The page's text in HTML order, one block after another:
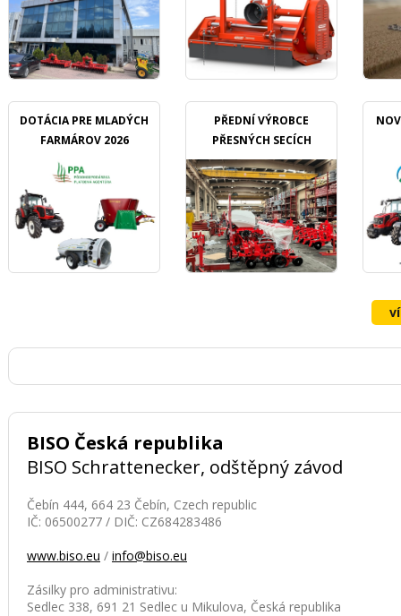
DOTÁCIA PRE MLADÝCH
FARMÁROV 2026
PŘEDNÍ VÝROBCE
PŘESNÝCH SECÍCH
STROJŮ OZDOKEN
BISO Česká republika
BISO Schrattenecker, odštěpný závod
Čebín 444, 664 23 Čebín, Czech republic
IČ: 06500277 / DIČ: CZ684283486
www.biso.eu / info@biso.eu
Zásilky pro administrativu:
Sedlec 338, 691 21 Sedlec u Mikulova, Česká republika